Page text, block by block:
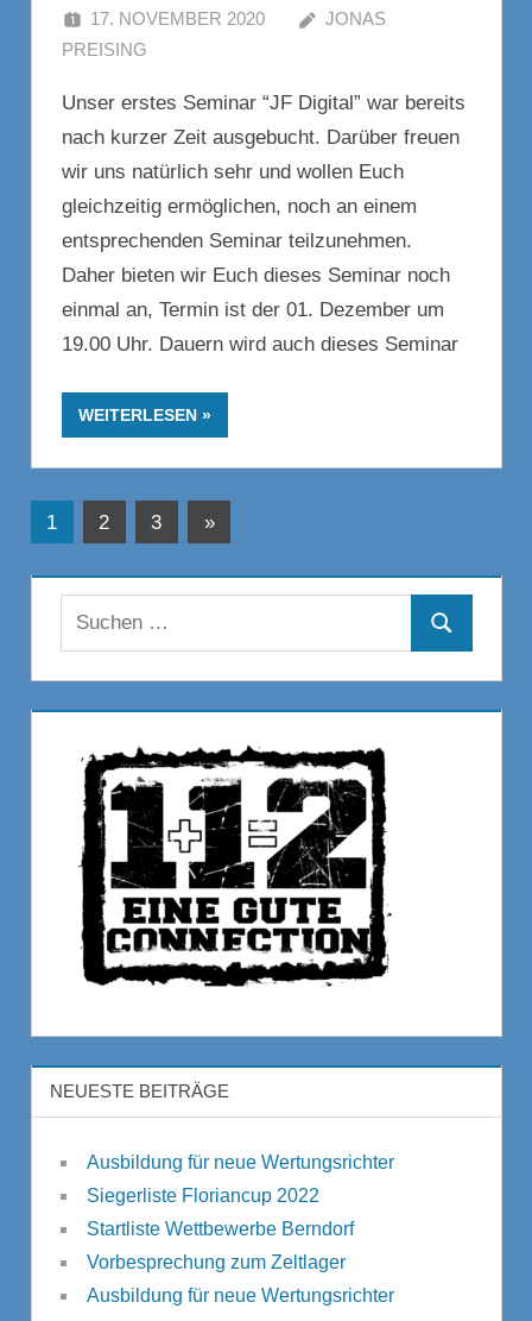
17. NOVEMBER 2020
JONAS
PREISING
Unser erstes Seminar “JF Digital” war bereits
nach kurzer Zeit ausgebucht. Darüber freuen
wir uns natürlich sehr und wollen Euch
gleichzeitig ermöglichen, noch an einem
entsprechenden Seminar teilzunehmen.
Daher bieten wir Euch dieses Seminar noch
einmal an, Termin ist der 01. Dezember um
19.00 Uhr. Dauern wird auch dieses Seminar
WEITERLESEN
Beitragsnavigation
1 2 3
Nächste
»
Suchen
NEUESTE BEITRÄGE
Ausbildung für neue Wertungsrichter
Siegerliste Floriancup 2022
Startliste Wettbewerbe Berndorf
Vorbesprechung zum Zeltlager
Ausbildung für neue Wertungsrichter